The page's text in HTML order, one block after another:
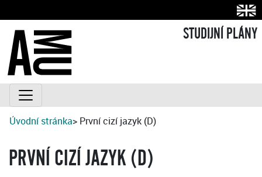
STUDIJNÍ PLÁNY
Úvodní stránka> První cizí jazyk (D)
PRVNÍ CIZÍ JAZYK (D)